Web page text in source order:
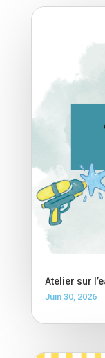
Atelier sur
Juin 30, 2026